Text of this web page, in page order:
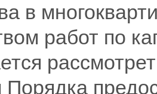
в
работ по
Порядка